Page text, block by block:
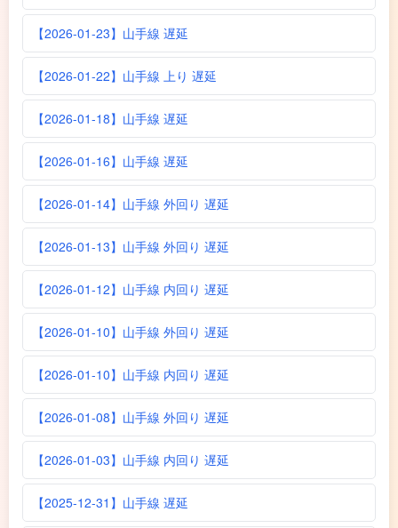
【2026-01-23】山手線 遅延
【2026-01-22】山手線 上り 遅延
【2026-01-18】山手線 遅延
【2026-01-16】山手線 遅延
【2026-01-14】山手線 外回り 遅延
【2026-01-13】山手線 外回り 遅延
【2026-01-12】山手線 内回り 遅延
【2026-01-10】山手線 外回り 遅延
【2026-01-10】山手線 内回り 遅延
【2026-01-08】山手線 外回り 遅延
【2026-01-03】山手線 内回り 遅延
【2025-12-31】山手線 遅延